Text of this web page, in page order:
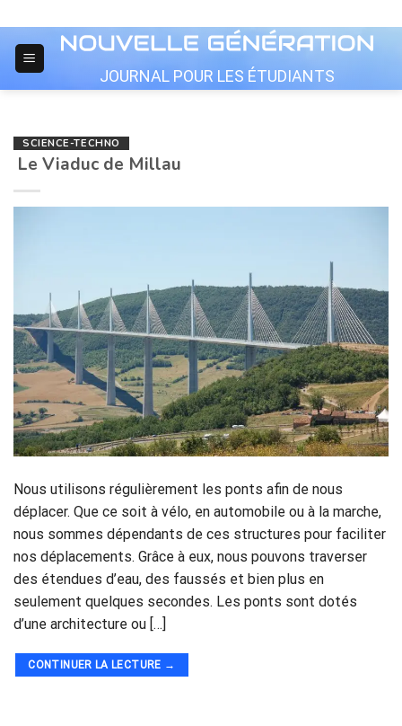
to
content
JOURNAL POUR LES ÉTUDIANTS
SCIENCE-TECHNO
Le Viaduc de Millau
Nous utilisons régulièrement les ponts afin de nous
déplacer. Que ce soit à vélo, en automobile ou à la marche,
nous sommes dépendants de ces structures pour faciliter
nos déplacements. Grâce à eux, nous pouvons traverser
des étendues d’eau, des faussés et bien plus en
seulement quelques secondes. Les ponts sont dotés
d’une architecture ou […]
CONTINUER LA LECTURE →